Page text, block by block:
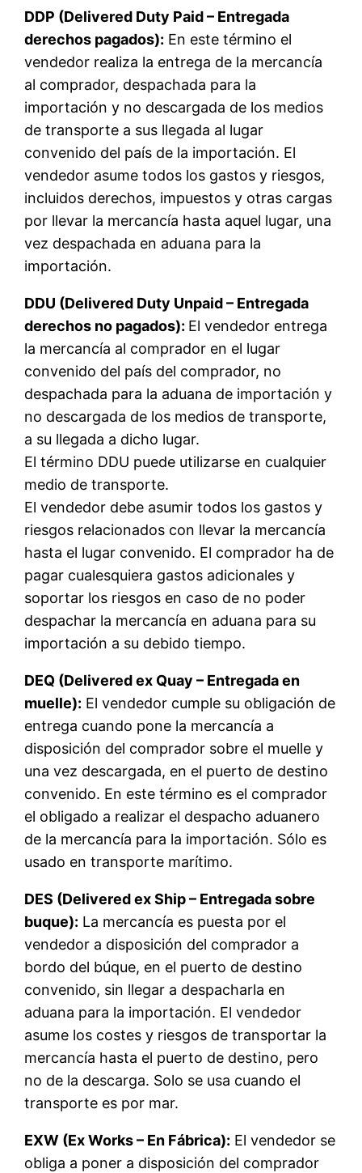
DDP (Delivered Duty Paid – Entregada
derechos pagados): En este término el
vendedor realiza la entrega de la mercancía
al comprador, despachada para la
importación y no descargada de los medios
de transporte a sus llegada al lugar
convenido del país de la importación. El
vendedor asume todos los gastos y riesgos,
incluidos derechos, impuestos y otras cargas
por llevar la mercancía hasta aquel lugar, una
vez despachada en aduana para la
importación.
DDU (Delivered Duty Unpaid – Entregada
derechos no pagados): El vendedor entrega
la mercancía al comprador en el lugar
convenido del país del comprador, no
despachada para la aduana de importación y
no descargada de los medios de transporte,
a su llegada a dicho lugar.
El término DDU puede utilizarse en cualquier
medio de transporte.
El vendedor debe asumir todos los gastos y
riesgos relacionados con llevar la mercancía
hasta el lugar convenido. El comprador ha de
pagar cualesquiera gastos adicionales y
soportar los riesgos en caso de no poder
despachar la mercancía en aduana para su
importación a su debido tiempo.
DEQ (Delivered ex Quay – Entregada en
muelle): El vendedor cumple su obligación de
entrega cuando pone la mercancía a
disposición del comprador sobre el muelle y
una vez descargada, en el puerto de destino
convenido. En este término es el comprador
el obligado a realizar el despacho aduanero
de la mercancía para la importación. Sólo es
usado en transporte marítimo.
DES (Delivered ex Ship – Entregada sobre
buque): La mercancía es puesta por el
vendedor a disposición del comprador a
bordo del búque, en el puerto de destino
convenido, sin llegar a despacharla en
aduana para la importación. El vendedor
asume los costes y riesgos de transportar la
mercancía hasta el puerto de destino, pero
no de la descarga. Solo se usa cuando el
transporte es por mar.
EXW (Ex Works – En Fábrica): El vendedor se
obliga a poner a disposición del comprador